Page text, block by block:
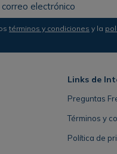
términos y condiciones y la
Links de
Preguntas
Términos y
Política de